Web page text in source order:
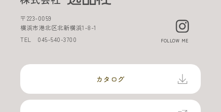
〒223-0059
横浜市港北区北新横浜1-8-1
TEL 045-540-3700 FOLLOW ME
カタログ